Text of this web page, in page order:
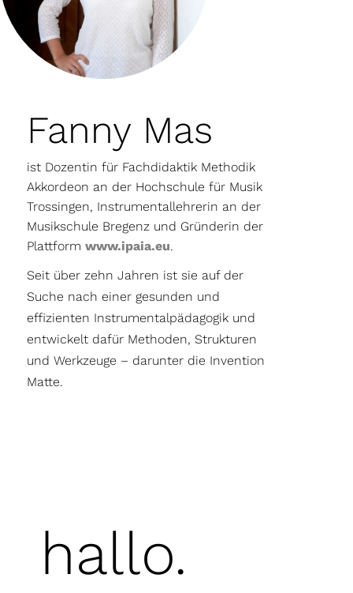
Fanny Mas
ist Dozentin für Fachdidaktik Methodik
Akkordeon an der Hochschule für Musik
Trossingen, Instrumentallehrerin an der
Musikschule Bregenz und Gründerin der
Plattform www.ipaia.eu.
Seit über zehn Jahren ist sie auf der
Suche nach einer gesunden und
effizienten Instrumentalpädagogik und
entwickelt dafür Methoden, Strukturen
und Werkzeuge – darunter die Invention
Matte.
hallo.